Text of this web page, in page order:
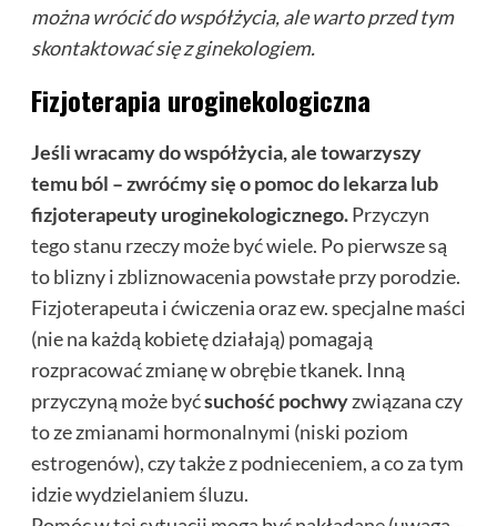
można wrócić do współżycia, ale warto przed tym
skontaktować się z ginekologiem.
Fizjoterapia uroginekologiczna
Jeśli wracamy do współżycia, ale towarzyszy
temu ból – zwróćmy się o pomoc do lekarza lub
fizjoterapeuty uroginekologicznego.Przyczyn
tego stanu rzeczy może być wiele. Po pierwsze są
to blizny i zbliznowacenia powstałe przy porodzie.
Fizjoterapeuta i ćwiczenia oraz ew. specjalne maści
(nie na każdą kobietę działają) pomagają
rozpracować zmianę w obrębie tkanek. Inną
przyczyną może byćsuchość pochwyzwiązana czy
to ze zmianami hormonalnymi (niski poziom
estrogenów), czy także z podnieceniem, a co za tym
idzie wydzielaniem śluzu.